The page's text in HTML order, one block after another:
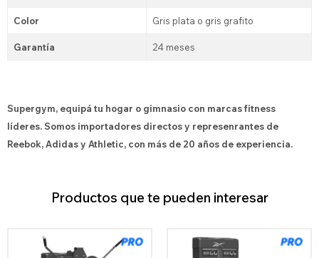
Color Gris plata o gris grafito
Garantía 24 meses
Supergym, equipá tu hogar o gimnasio con marcas fitness
líderes. Somos importadores directos y represenrantes de
Reebok, Adidas y Athletic, con más de 20 años de experiencia.
Productos que te pueden interesar